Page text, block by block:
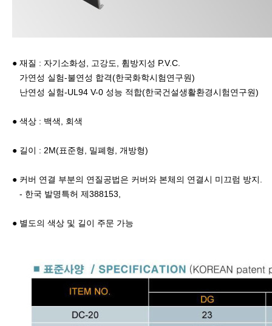
● 재질 : 자기소화성, 고강도, 휨방지성 P.V.C.
가연성 실험-불연성 합격(한국화학시험연구원)
난연성 실험-UL94 V-0 성능 적합(한국건설생활환경시험연구원)
● 색상 : 백색, 회색
● 길이 : 2M(표준형, 밀폐형, 개방형)
● 커버 연결 부분의 연질공법은 커버와 본체의 연결시 미끄럼 방지.
- 한국 발명특허 제388153,
● 별도의 색상 및 길이 주문 가능